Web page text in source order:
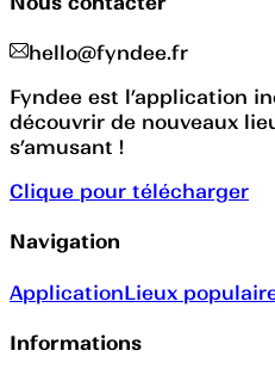
hello@fyndee.fr
Fyndee est l’application
découvrir de nouveaux
s’amusant !
Clique pour télécharger
Navigation
ApplicationLieux
Informations